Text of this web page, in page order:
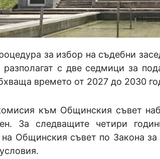
за избор на съдебни
разполагат с две седмици за
времето от 2027 до 2030
към Общинския съвет
За следващите четири
Общинския съвет по Закона за